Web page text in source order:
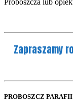
Zapraszamy
PROBOSZCZ PARAFII